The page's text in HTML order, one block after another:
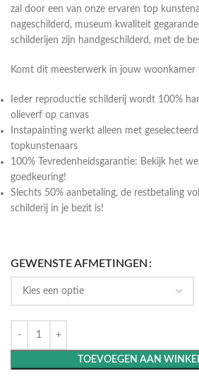
zal door een van onze ervaren top
nageschilderd, museum kwaliteit
schilderijen zijn handgeschilderd, met de
Komt dit meesterwerk in jouw woonkamer
Ieder reproductie schilderij wordt 100%
olieverf op canvas
Instapainting werkt alleen met
topkunstenaars
100% Tevredenheidsgarantie: Bekijk het
goedkeuring!
Slechts 50% aanbetaling, de restbetaling
schilderij in je bezit is!
GEWENSTE AFMETINGEN
TOEVOEGEN AAN